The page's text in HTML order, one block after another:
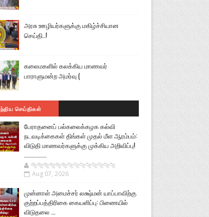
அரசு ஊழியர்களுக்கு மகிழ்ச்சியான
செய்தி..!
கலைமகளில் கலக்கிய மாணவர்
பாராளுமன்ற அமர்வு (
செய்திகள்
பேராதனைப் பல்கலைக்கழக கல்வி
நடவடிக்கைகள் திங்கள் முதல் மீள ஆரம்பம்:
விடுதி மாணவர்களுக்கு முக்கிய அறிவிப்பு!
...............
🐅🐅🐅🐅🐅🐅🐆🐆🐆🐆🐆🐆🐆🐆
Aug 07, 2026
முன்னாள் அமைச்சர் லக்ஷ்மன் யாப்பாவிற்கு
குற்றப்பத்திரிகை கையளிப்பு: பிணையில்
விடுதலை ...